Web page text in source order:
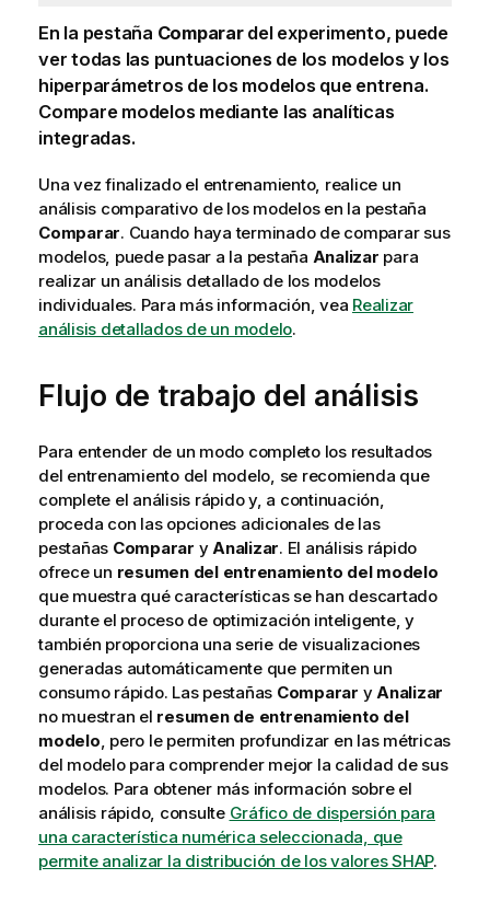
En la pestaña Comparardel experimento, puede
ver todas las puntuaciones de los modelos y los
hiperparámetros de los modelos que entrena.
Compare modelos mediante las analíticas
integradas.
Una vez finalizado el entrenamiento, realice un
análisis comparativo de los modelos en la pestaña
Comparar. Cuando haya terminado de comparar sus
modelos, puede pasar a la pestaña Analizar para
realizar un análisis detallado de los modelos
individuales. Para más información, vea Realizar
análisis detallados de un modelo.
Flujo de trabajo del análisis
Para entender de un modo completo los resultados
del entrenamiento del modelo, se recomienda que
complete el análisis rápido y, a continuación,
proceda con las opciones adicionales de las
pestañas Comparar y Analizar. El análisis rápido
ofrece un resumen del entrenamiento del modelo
que muestra qué características se han descartado
durante el proceso de optimización inteligente, y
también proporciona una serie de visualizaciones
generadas automáticamente que permiten un
consumo rápido. Las pestañas Comparar y Analizar
no muestran el resumen de entrenamiento del
modelo , pero le permiten profundizar en las métricas
del modelo para comprender mejor la calidad de sus
modelos. Para obtener más información sobre el
análisis rápido, consulte Gráfico de dispersión para
una característica numérica seleccionada, que
permite analizar la distribución de los valores SHAP.